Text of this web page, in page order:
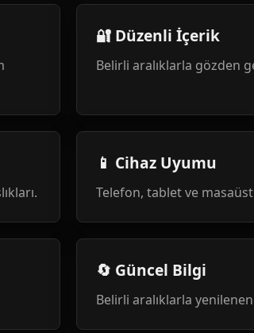
🔐 Düzenli İçerik
Belirli aralıklarla gözden
📱 Cihaz Uyumu
Telefon, tablet ve
🔄 Güncel Bilgi
Belirli aralıklarla